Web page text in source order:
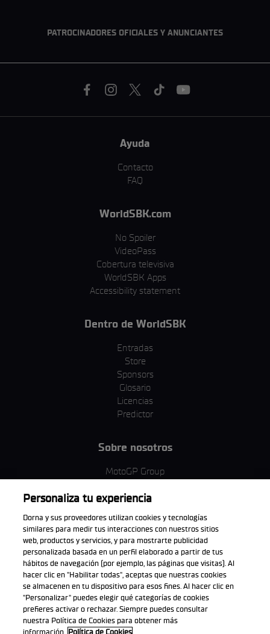
PATROCINADORES OFICIALES Y ANUNCIANTES
Ayuda
Contacto
FAQ
WorldSBK.com
No Spoiler
VideoPass
Cobertura televisiva
WorldSBK Apps
Accessibility statement
Dentro de WorldSBK
Entradas
Store
Sponsors
Glosario
Licencias
Predictor
Sobre nosotros
MotoGP Group
Términos y condiciones
Política de privacidad
Política de compra
Descarga la aplicación oficial
Personaliza tu experiencia
Dorna y sus proveedores utilizan cookies y tecnologías
similares para medir tus interacciones con nuestros sitios
web, productos y servicios, y para mostrarte publicidad
personalizada basada en un perfil elaborado a partir de tus
hábitos de navegación (por ejemplo, las páginas que visitas). Al
hacer clic en "Habilitar todas", aceptas que nuestras cookies
se almacenen en tu dispositivo para esos fines. Al hacer clic en
"Personalizar" puedes elegir qué categorías de cookies
prefieres activar o rechazar. Siempre puedes consultar
nuestra Política de Cookies para obtener más
información. Política de Cookies